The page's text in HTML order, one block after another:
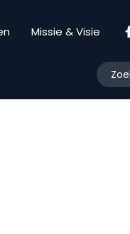
Missie & Visie